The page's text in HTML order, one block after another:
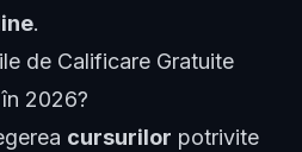
.
de Calificare Gratuite
2026?
cursurilor potrivite